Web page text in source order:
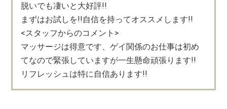
脱いでも凄いと大好評!!
まずはお試しを!!自信を持ってオススメします!!
<スタッフからのコメント>
マッサージは得意です、ゲイ関係のお仕事は初め
てなので緊張していますが一生懸命頑張ります!!
リフレッシュは特に自信あります!!